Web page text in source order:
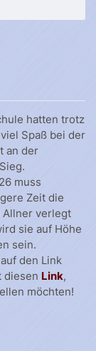
hatten trotz
Spaß bei der
an der
muss
Zeit die
Allner verlegt
sie auf Höhe
sein.
den Link
diesen Link,
möchten!